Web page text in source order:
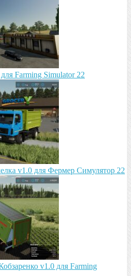
Farming Simulator 22
v1.0 для Фермер Симулятор 22
v1.0 для Farming